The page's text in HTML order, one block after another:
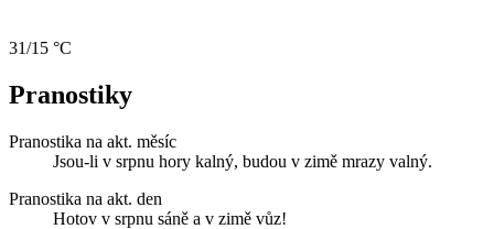
31/15 °C
Pranostiky
Pranostika na akt. měsíc
Jsou-li v srpnu hory kalný, budou v zimě mrazy valný.
Pranostika na akt. den
Hotov v srpnu sáně a v zimě vůz!